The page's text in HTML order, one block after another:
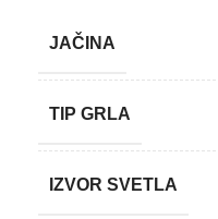
JAČINA
TIP GRLA
IZVOR SVETLA